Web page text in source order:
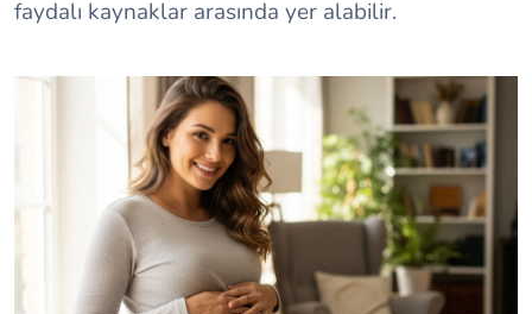
faydalı kaynaklar arasında yer alabilir.